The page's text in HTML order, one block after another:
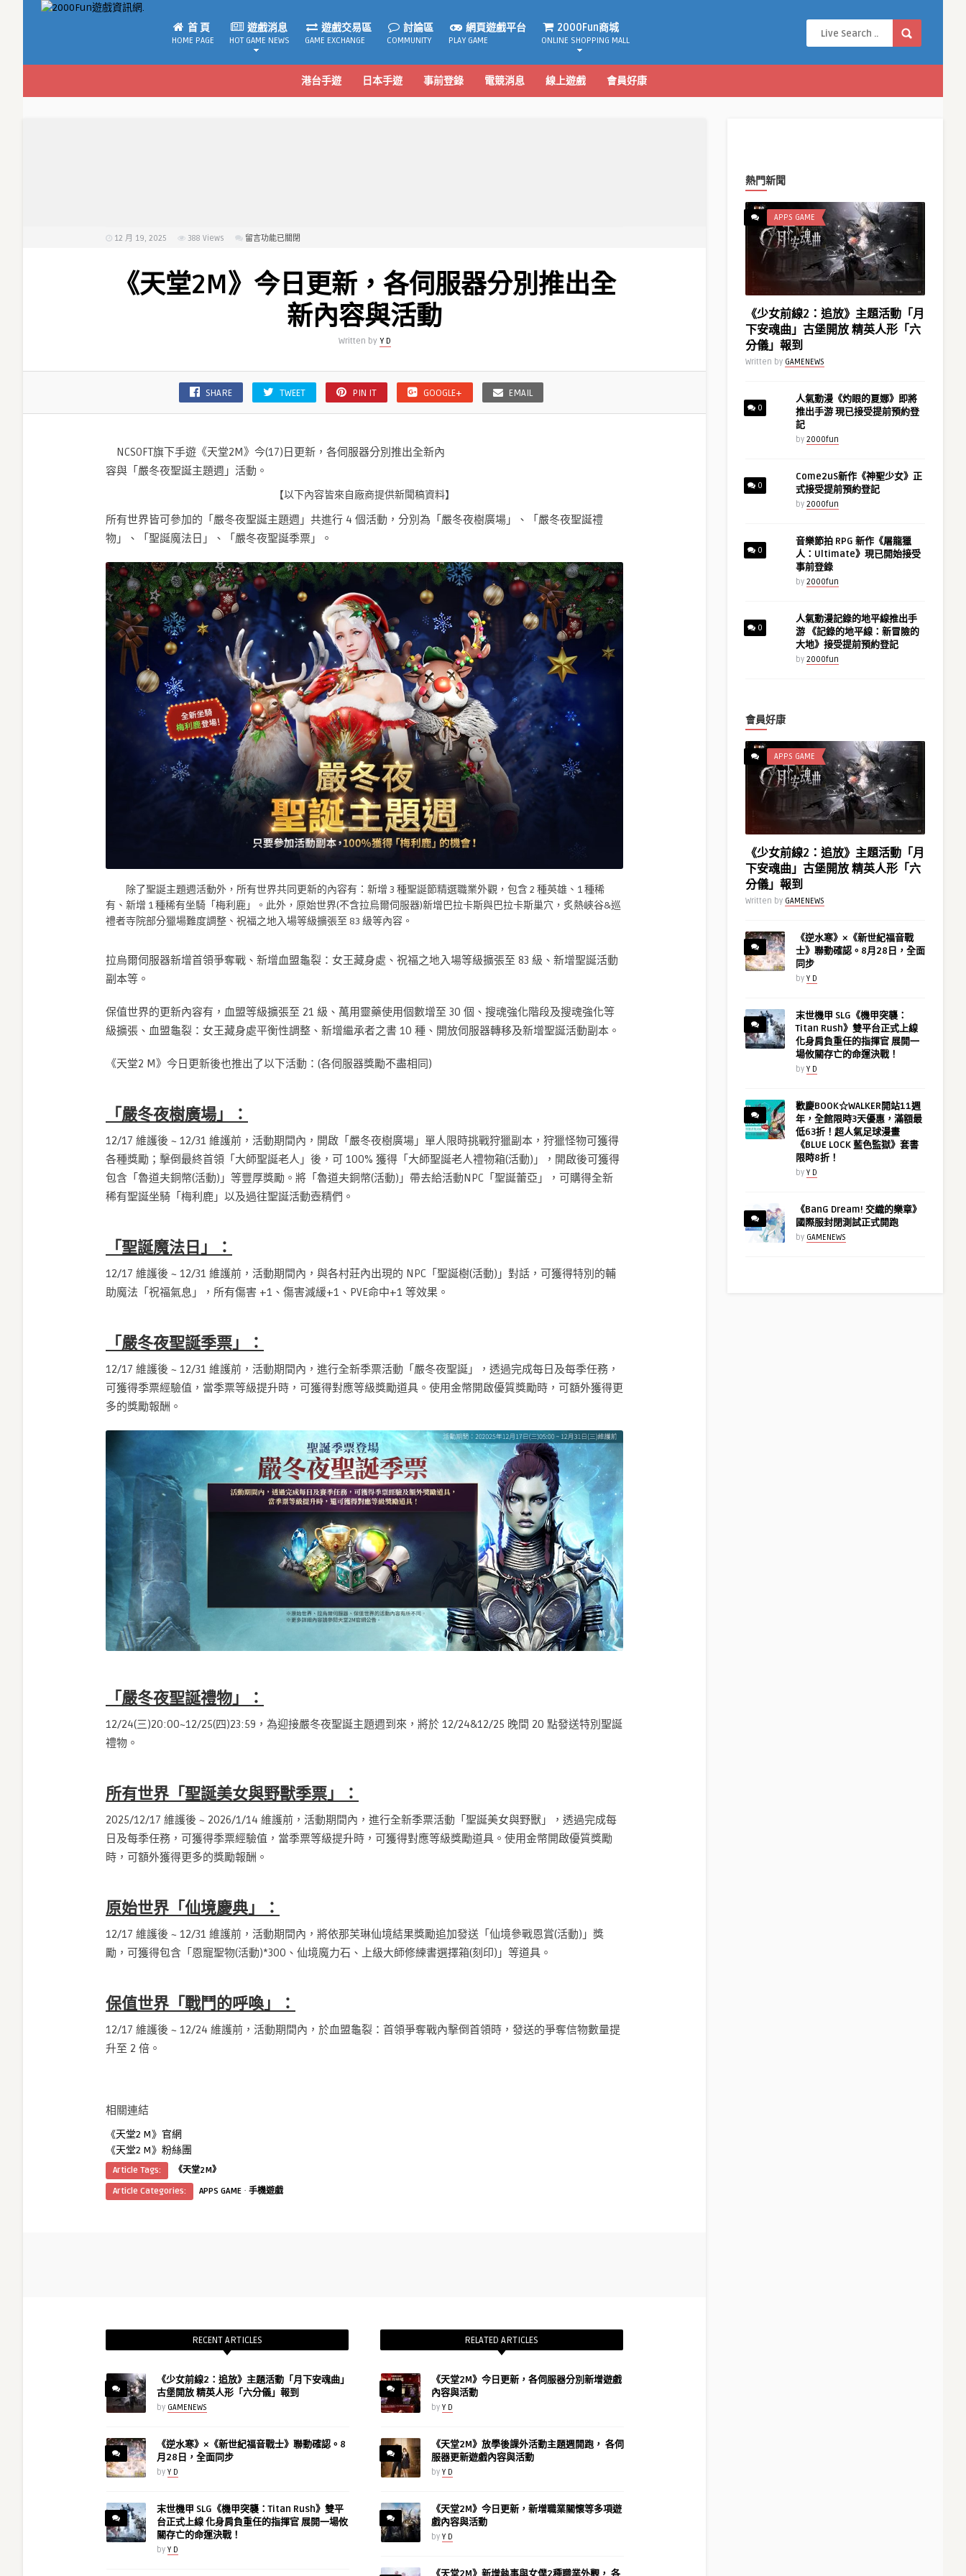
首 頁
HOME PAGE
遊戲消息
HOT GAME NEWS
遊戲交易區
GAME EXCHANGE
討論區
COMMUNITY
網頁遊戲平台
PLAY GAME
2000Fun商城
ONLINE SHOPPING MALL
港台手遊 日本手遊 事前登錄 電競消息 線上遊戲 會員好康
12 月 19, 2025 388 Views
在
2M》
伺
器
推
出
內
容
活
動〉
中
留言功能已關閉
《天堂2M》今日更新，各伺服器分別推出全
新內容與活動
Written by Y D
SHARE TWEET PIN IT GOOGLE+ EMAIL
NCSOFT旗下手遊《天堂2M》今(17)日更新，各伺服器分別推出全新內
容與「嚴冬夜聖誕主題週」活動。
【以下內容皆來自廠商提供新聞稿資料】
所有世界皆可參加的「嚴冬夜聖誕主題週」共進行 4 個活動，分別為「嚴冬夜樹廣場」、「嚴冬夜聖誕禮
物」、「聖誕魔法日」、「嚴冬夜聖誕季票」。
除了聖誕主題週活動外，所有世界共同更新的內容有：新增 3 種聖誕節精選職業外觀，包含 2 種英雄、1 種稀
有、新增 1 種稀有坐騎「梅利鹿」。此外，原始世界(不含拉烏爾伺服器)新增巴拉卡斯與巴拉卡斯巢穴，炙熱峽谷&巡
禮者寺院部分獵場難度調整、祝福之地入場等級擴張至 83 級等內容。
拉烏爾伺服器新增首領爭奪戰、新增血盟龜裂：女王藏身處、祝福之地入場等級擴張至 83 級、新增聖誕活動
副本等。
保值世界的更新內容有，血盟等級擴張至 21 級、萬用靈藥使用個數增至 30 個、搜魂強化階段及搜魂強化等
級擴張、血盟龜裂：女王藏身處平衡性調整、新增繼承者之書 10 種、開放伺服器轉移及新增聖誕活動副本。
《天堂2 M》今日更新後也推出了以下活動：(各伺服器獎勵不盡相同)
「嚴冬夜樹廣場」：
12/17 維護後 ~ 12/31 維護前，活動期間內，開啟「嚴冬夜樹廣場」單人限時挑戰狩獵副本，狩獵怪物可獲得
各種獎勵；擊倒最終首領「大師聖誕老人」後，可 100% 獲得「大師聖誕老人禮物箱(活動)」，開啟後可獲得
包含「魯道夫銅幣(活動)」等豐厚獎勵。將「魯道夫銅幣(活動)」帶去給活動NPC「聖誕蕾亞」，可購得全新
稀有聖誕坐騎「梅利鹿」以及過往聖誕活動壺精們。
「聖誕魔法日」：
12/17 維護後 ~ 12/31 維護前，活動期間內，與各村莊內出現的 NPC「聖誕樹(活動)」對話，可獲得特別的輔
助魔法「祝福氣息」，所有傷害 +1、傷害減緩+1、PVE命中+1 等效果。
「嚴冬夜聖誕季票」：
12/17 維護後 ~ 12/31 維護前，活動期間內，進行全新季票活動「嚴冬夜聖誕」，透過完成每日及每季任務，
可獲得季票經驗值，當季票等級提升時，可獲得對應等級獎勵道具。使用金幣開啟優質獎勵時，可額外獲得更
多的獎勵報酬。
「嚴冬夜聖誕禮物」：
12/24(三)20:00~12/25(四)23:59，為迎接嚴冬夜聖誕主題週到來，將於 12/24&12/25 晚間 20 點發送特別聖誕
禮物。
所有世界「聖誕美女與野獸季票」：
2025/12/17 維護後 ~ 2026/1/14 維護前，活動期間內，進行全新季票活動「聖誕美女與野獸」，透過完成每
日及每季任務，可獲得季票經驗值，當季票等級提升時，可獲得對應等級獎勵道具。使用金幣開啟優質獎勵
時，可額外獲得更多的獎勵報酬。
原始世界「仙境慶典」：
12/17 維護後 ~ 12/31 維護前，活動期間內，將依那芙琳仙境結果獎勵追加發送「仙境參戰恩賞(活動)」獎
勵，可獲得包含「恩寵聖物(活動)*300、仙境魔力石、上級大師修練書選擇箱(刻印)」等道具。
保值世界「戰鬥的呼喚」：
12/17 維護後 ~ 12/24 維護前，活動期間內，於血盟龜裂：首領爭奪戰內擊倒首領時，發送的爭奪信物數量提
升至 2 倍。
相關連結
《天堂2 M》官網
《天堂2 M》粉絲團
Article Tags:
《天堂2M》
Article Categories:
APPS GAME · 手機遊戲
RECENT ARTICLES
《少女前線2：追放》主題活動「月下安魂曲」
古堡開放 精英人形「六分儀」報到
by GAMENEWS
《逆水寒》×《新世紀福音戰士》聯動確認。8
月28日，全面同步
by Y D
末世機甲 SLG《機甲突襲：Titan Rush》雙平
台正式上線 化身肩負重任的指揮官 展開一場攸
關存亡的命運決戰！
by Y D
RELATED ARTICLES
《天堂2M》今日更新，各伺服器分別新增遊戲
內容與活動
by Y D
《天堂2M》放學後課外活動主題週開跑， 各伺
服器更新遊戲內容與活動
by Y D
《天堂2M》今日更新，新增職業關懷等多項遊
戲內容與活動
by Y D
《天堂2M》新增執事與女僕2種職業外觀， 各
熱門新聞
APPS GAME
《少女前線2：追放》主題活動「月
下安魂曲」古堡開放 精英人形「六
分儀」報到
Written by GAMENEWS
0
人氣動漫《灼眼的夏娜》即將
推出手游 現已接受提前預約登
記
by 2000fun
0
Come2uS新作《神聖少女》正
式接受提前預約登記
by 2000fun
0
音樂節拍 RPG 新作《屠龍獵
人：Ultimate》現已開始接受
事前登錄
by 2000fun
0
人氣動漫記錄的地平線推出手
游 《記錄的地平線：新冒險的
大地》接受提前預約登記
by 2000fun
會員好康
APPS GAME
《少女前線2：追放》主題活動「月
下安魂曲」古堡開放 精英人形「六
分儀」報到
Written by GAMENEWS
《逆水寒》×《新世紀福音戰
士》聯動確認。8月28日，全面
同步
by Y D
末世機甲 SLG《機甲突襲：
Titan Rush》雙平台正式上線
化身肩負重任的指揮官 展開一
場攸關存亡的命運決戰！
by Y D
歡慶BOOK☆WALKER開站11週
年，全館限時3天優惠，滿額最
低63折！超人氣足球漫畫
《BLUE LOCK 藍色監獄》套書
限時8折！
by Y D
《BanG Dream! 交織的樂章》
國際服封閉測試正式開跑
by GAMENEWS